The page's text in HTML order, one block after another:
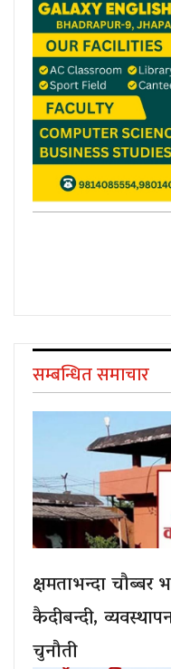
सम्बन्धित समाचार
क्षमताभन्दा चौब्बर
कैदीबन्दी,
चुनौती